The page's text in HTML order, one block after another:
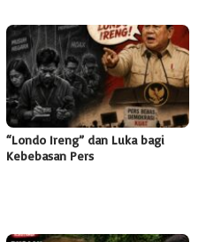
“Londo Ireng” dan Luka bagi
Kebebasan Pers